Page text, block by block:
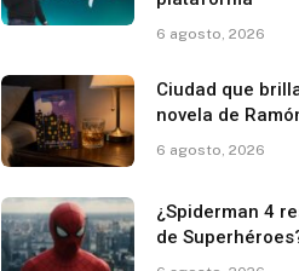
6 agosto, 2026
Ciudad que
novela de
6 agosto, 2026
¿Spiderman 4
de